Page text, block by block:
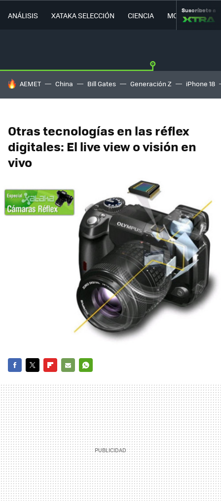
ANÁLISIS XATAKA SELECCIÓN CIENCIA MOVILIDAD
Suscríbete a
HOY SE HABLA DE
AEMET China Bill Gates Generación Z iPhone 18
Otras tecnologías en las réflex
digitales: El live view o visión en
vivo
MAIL